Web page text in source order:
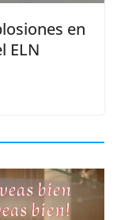
en
ELN